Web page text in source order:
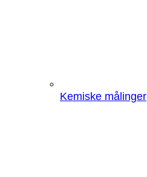
Kemiske målinger